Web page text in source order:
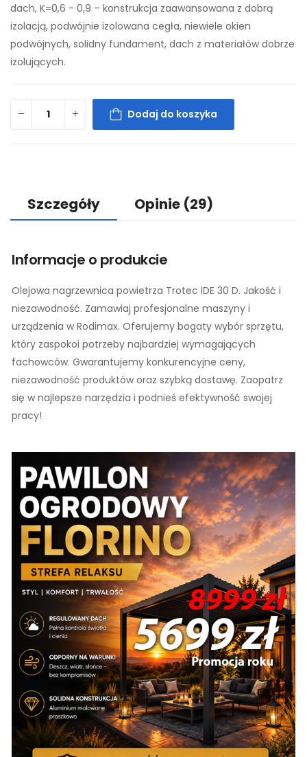
dach, K=0,6 - 0,9 – konstrukcja zaawansowana z dobrą
izolacją, podwójnie izolowana cegła, niewiele okien
podwójnych, solidny fundament, dach z materiałów dobrze
izolujących.
Dodaj do koszyka
Szczegóły Opinie (29)
Informacje o produkcie
Olejowa nagrzewnica powietrza Trotec IDE 30 D. Jakość i
niezawodność. Zamawiaj profesjonalne maszyny i
urządzenia w Rodimax. Oferujemy bogaty wybór sprzętu,
który zaspokoi potrzeby najbardziej wymagających
fachowców. Gwarantujemy konkurencyjne ceny,
niezawodność produktów oraz szybką dostawę. Zaopatrz
się w najlepsze narzędzia i podnieś efektywność swojej
pracy!